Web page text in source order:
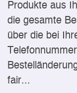
Produkte aus
die gesamte
über die bei
fair...